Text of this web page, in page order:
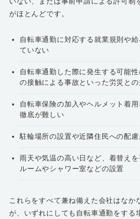
がほとんどです。
自転車通勤に対応する就業規則や
ていない
自転車通勤した際に発生する可能
の接触による事故といった労災と
自転車保険の加入やヘルメット着
徹底が難しい
駐輪場所の設置や近隣住民への配
雨天や気温の高い日など、着替え
ルームやシャワー室などの設置
これらをすべて兼ね備えた会社はなか
が、いずれにしても自転車通勤をする